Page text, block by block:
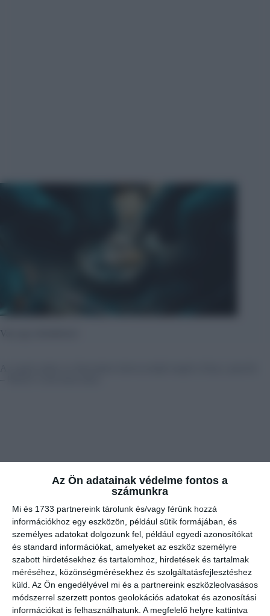
Az Ön adatainak védelme fontos a
számunkra
Mi és 1733 partnereink tárolunk és/vagy férünk hozzá
információkhoz egy eszközön, például sütik formájában, és
személyes adatokat dolgozunk fel, például egyedi azonosítókat
és standard információkat, amelyeket az eszköz személyre
szabott hirdetésekhez és tartalomhoz, hirdetések és tartalmak
méréséhez, közönségmérésekhez és szolgáltatásfejlesztéshez
küld. Az Ön engedélyével mi és a partnereink eszközleolvasásos
módszerrel szerzett pontos geolokációs adatokat és azonosítási
információkat is felhasználhatunk. A megfelelő helyre kattintva